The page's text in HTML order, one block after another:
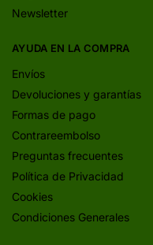
Newsletter
AYUDA EN LA COMPRA
Envíos
Devoluciones y garantías
Formas de pago
Contrareembolso
Preguntas frecuentes
Política de Privacidad
Cookies
Condiciones Generales